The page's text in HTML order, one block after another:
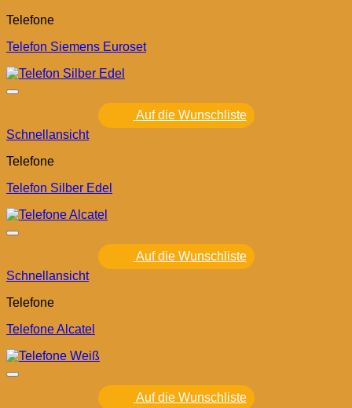
Telefone
Telefon Siemens Euroset
Auf die Wunschliste
Schnellansicht
Telefone
Telefon Silber Edel
Auf die Wunschliste
Schnellansicht
Telefone
Telefone Alcatel
Auf die Wunschliste